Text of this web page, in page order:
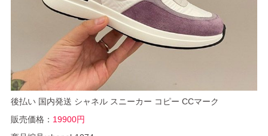
後払い 国内発送 シャネル スニーカー コピー CCマーク
販売価格： 19900円